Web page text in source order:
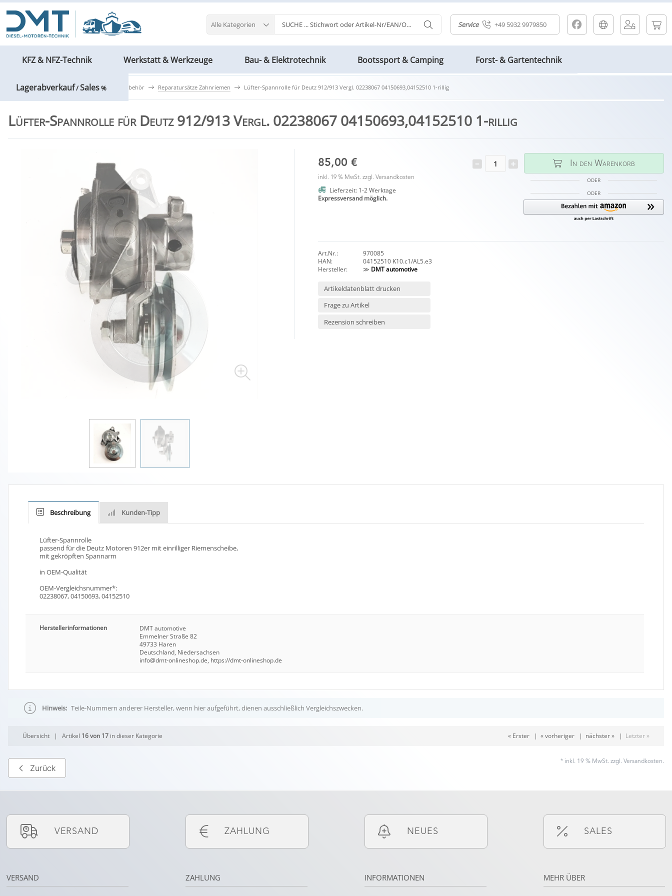
Service +49 5932 9979850
Alle Kategorien
KFZ & NFZ-Technik Werkstatt & Werkzeuge Bau- & Elektrotechnik Bootssport & Camping Forst- & Gartentechnik
Lagerabverkauf/Sales%
KFZ & NFZ-Technik Motoren & Zubehör Reparatursätze Zahnriemen Lüfter-Spannrolle für Deutz 912/913 Vergl. 02238067 04150693,04152510 1-rillig
Lüfter-Spannrolle für Deutz 912/913 Vergl. 02238067 04150693,04152510 1-rillig
85,00 €
inkl. 19 % MwSt. zzgl. Versandkosten
Lieferzeit: 1-2 Werktage
Expressversand möglich.
In den Warenkorb
ODER
ODER
Art.Nr.:
970085
HAN:
04152510 K10.c1/AL5.e3
Hersteller:
≫ DMT automotive
Artikeldatenblatt drucken
Frage zu Artikel
Rezension schreiben
Beschreibung Kunden-Tipp
Lüfter-Spannrolle
passend für die Deutz Motoren 912er mit einrilliger Riemenscheibe,
mit gekröpften Spannarm
in OEM-Qualität
OEM-Vergleichsnummer*:
02238067, 04150693, 04152510
Herstellerinformationen
DMT automotive
Emmelner Straße 82
49733 Haren
Deutschland, Niedersachsen
info@dmt-onlineshop.de, https://dmt-onlineshop.de
Hinweis: Teile-Nummern anderer Hersteller, wenn hier aufgeführt, dienen ausschließlich Vergleichszwecken.
Übersicht | Artikel 16 von 17 in dieser Kategorie « Erster| « vorheriger| nächster »| Letzter »
Zurück
* inkl. 19 % MwSt. zzgl. Versandkosten.
VERSAND
VERSAND
ZAHLUNG
ZAHLUNG
NEUES
INFORMATIONEN
SALES
MEHR ÜBER